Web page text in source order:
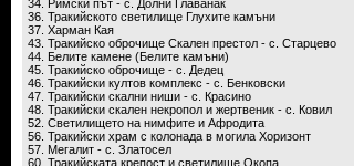
34. Римски път - с. Долни Главанак
36. Тракийското светилище Глухите камъни
37. Харман Кая
43. Тракийско оброчище Скален престол - с. Старцево
44. Белите камене (Белите камъни)
45. Тракийско оброчище - с. Дедец
46. Тракийски култов комплекс - с. Бенковски
47. Тракийски скални ниши - с. Красино
48. Тракийски скален некропол и жертвеник - с. Ковил
52. Светилището на нимфите и Афродита
56. Тракийски храм с колонада в могила Хоризонт
57. Мегалит - с. Златосел
60. Тракийската крепост и светилище Окопа